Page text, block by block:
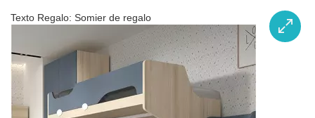
Texto Regalo: Somier de regalo